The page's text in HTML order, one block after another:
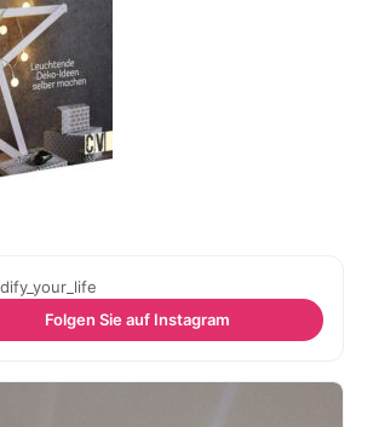
Folgen Sie auf Instagram